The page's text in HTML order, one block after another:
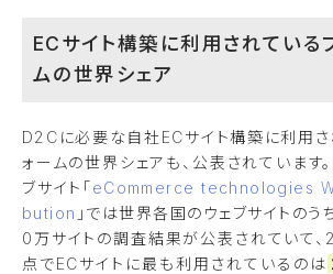
ECサイト構築に利用されている
ムの世界シェア
D2Cに必要な自社ECサイト構築に利用さ
ォームの世界シェアも、公表されています
ブサイト「eCommerce technologies
bution 」では世界各国のウェブサイトの
0万サイトの調査結果が公表されていて
点でECサイトに最も利用されているのは